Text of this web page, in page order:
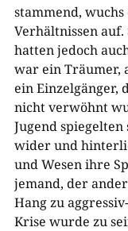
stammend,
Verhältnissen
hatten jedoch
war ein Träumer,
ein Einzelgänger,
nicht verwöhnt
Jugend
wider und
und Wesen ihre
jemand, der
Hang zu
Krise wurde zu